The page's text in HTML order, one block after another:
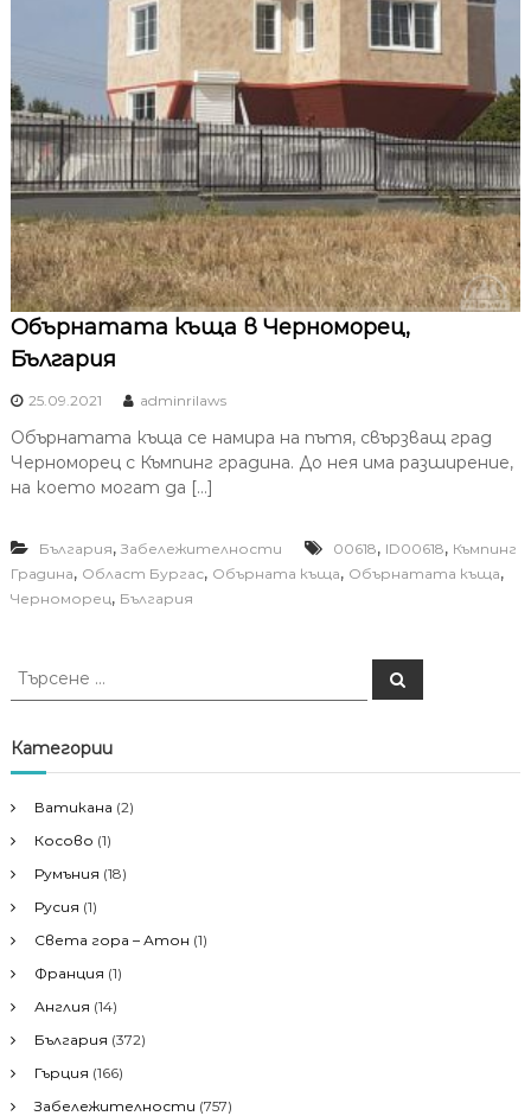
Обърнатата къща в Черноморец,
България
25.09.2021 adminrilaws
Обърнатата къща се намира на пътя, свързващ град
Черноморец с Къмпинг градина. До нея има разширение,
на което могат да […]
България, Забележителности 00618, ID00618, Къмпинг
Градина, Област Бургас, Обърната къща, Обърнатата къща,
Черноморец, България
Т
с
е
е
з
а
Т
ъ
е
Категории
Ватикана (2)
Косово (1)
Румъния (18)
Русия (1)
Света гора – Атон (1)
Франция (1)
Англия (14)
България (372)
Гърция (166)
Забележителности (757)